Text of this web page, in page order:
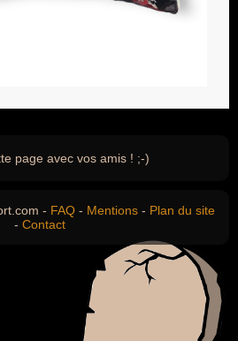
page avec vos amis ! ;-)
- FAQ - Mentions - Plan du site
- Contact